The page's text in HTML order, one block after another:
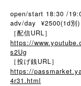
open/start 18:30 /
adv/day ¥2500(1d別)
［配信URL］
https://
s2Ug
［投げ銭URL］
https://
4r31.html